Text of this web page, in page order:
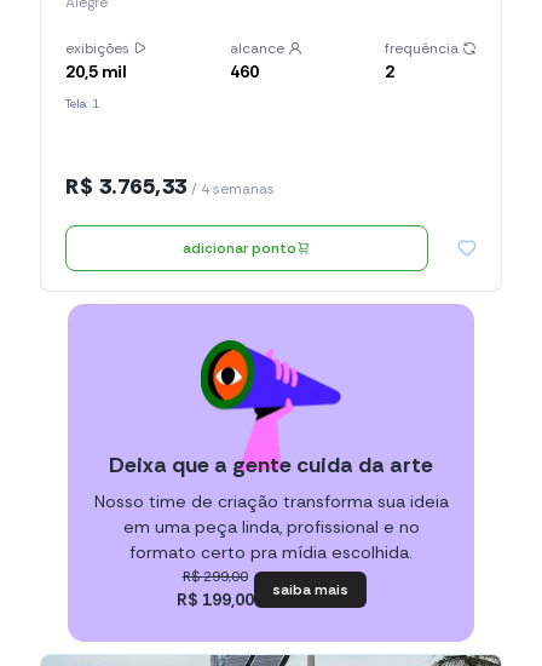
exibições
20,5 mil
alcance
460
frequência
2
Tela: 1
R$ 3.765,33 / 4 semanas
adicionar ponto
Deixa que a gente cuida da arte
Nosso time de criação transforma sua ideia
em uma peça linda, profissional e no
formato certo pra mídia escolhida.
R$ 299,00
R$ 199,00 saiba mais